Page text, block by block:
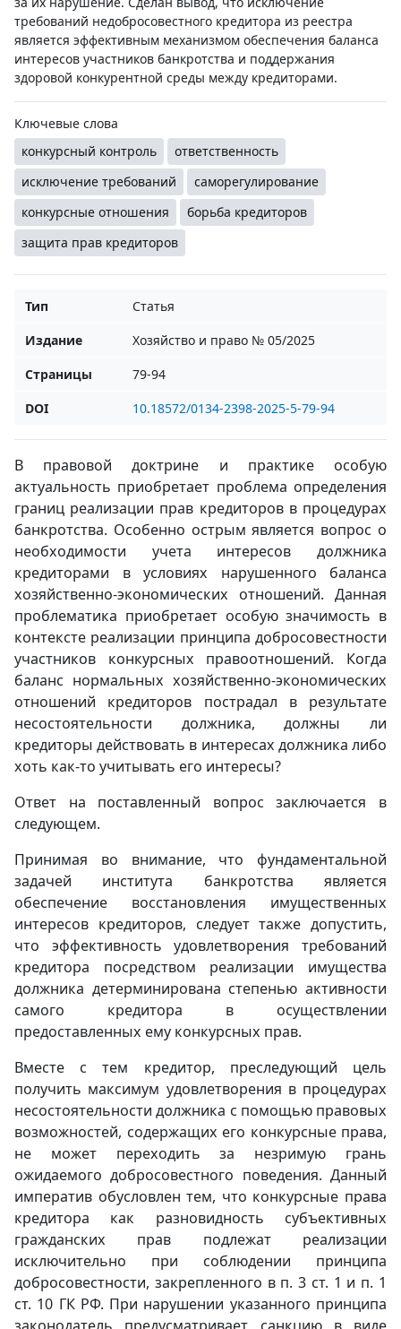
требований недобросовестного кредитора из реестра
является эффективным механизмом обеспечения баланса
интересов участников банкротства и поддержания
здоровой конкурентной среды между кредиторами.
Ключевые слова
конкурсный контроль
ответственность
исключение требований
саморегулирование
конкурсные отношения
борьба кредиторов
защита прав кредиторов
Тип
Статья
Издание
Хозяйство и право № 05/2025
Страницы
79-94
DOI
10.18572/0134-2398-2025-5-79-94
В правовой доктрине и практике особую
актуальность приобретает проблема определения
границ реализации прав кредиторов в процедурах
банкротства. Особенно острым является вопрос о
необходимости учета интересов должника
кредиторами в условиях нарушенного баланса
хозяйственно-экономических отношений. Данная
проблематика приобретает особую значимость в
контексте реализации принципа добросовестности
участников конкурсных правоотношений. Когда
баланс нормальных хозяйственно-экономических
отношений кредиторов пострадал в результате
несостоятельности должника, должны ли
кредиторы действовать в интересах должника либо
хоть как-то учитывать его интересы?
Ответ на поставленный вопрос заключается в
следующем.
Принимая во внимание, что фундаментальной
задачей института банкротства является
обеспечение восстановления имущественных
интересов кредиторов, следует также допустить,
что эффективность удовлетворения требований
кредитора посредством реализации имущества
должника детерминирована степенью активности
самого кредитора в осуществлении
предоставленных ему конкурсных прав.
Вместе с тем кредитор, преследующий цель
получить максимум удовлетворения в процедурах
несостоятельности должника с помощью правовых
возможностей, содержащих его конкурсные права,
не может переходить за незримую грань
ожидаемого добросовестного поведения. Данный
императив обусловлен тем, что конкурсные права
кредитора как разновидность субъективных
гражданских прав подлежат реализации
исключительно при соблюдении принципа
добросовестности, закрепленного в п. 3 ст. 1 и п. 1
ст. 10 ГК РФ. При нарушении указанного принципа